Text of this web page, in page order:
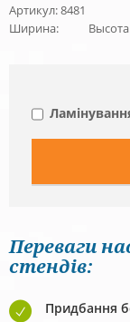
Артикул: 8481
Ширина:
Переваги
стендів:
Придбання